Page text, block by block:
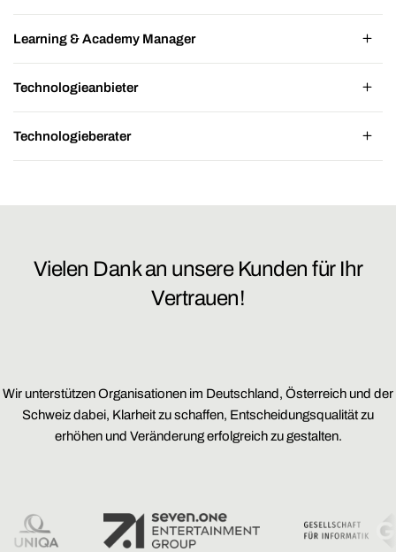
Learning & Academy Manager
Technologieanbieter
Technologieberater
Vielen Dank an unsere Kunden für Ihr
Vertrauen!
Wir unterstützen Organisationen im Deutschland, Österreich und der
Schweiz dabei, Klarheit zu schaffen, Entscheidungsqualität zu
erhöhen und Veränderung erfolgreich zu gestalten.